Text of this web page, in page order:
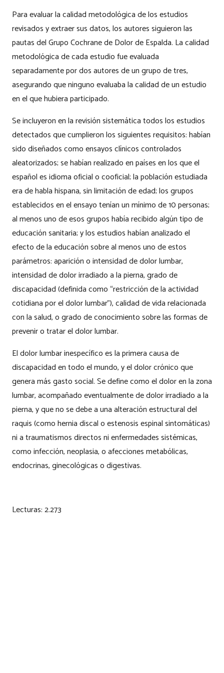
Para evaluar la calidad metodológica de los estudios
revisados y extraer sus datos, los autores siguieron las
pautas del Grupo Cochrane de Dolor de Espalda. La calidad
metodológica de cada estudio fue evaluada
separadamente por dos autores de un grupo de tres,
asegurando que ninguno evaluaba la calidad de un estudio
en el que hubiera participado.
Se incluyeron en la revisión sistemática todos los estudios
detectados que cumplieron los siguientes requisitos: habían
sido diseñados como ensayos clínicos controlados
aleatorizados; se habían realizado en países en los que el
español es idioma oficial o cooficial; la población estudiada
era de habla hispana, sin limitación de edad; los grupos
establecidos en el ensayo tenían un mínimo de 10 personas;
al menos uno de esos grupos había recibido algún tipo de
educación sanitaria; y los estudios habían analizado el
efecto de la educación sobre al menos uno de estos
parámetros: aparición o intensidad de dolor lumbar,
intensidad de dolor irradiado a la pierna, grado de
discapacidad (definida como “restricción de la actividad
cotidiana por el dolor lumbar”), calidad de vida relacionada
con la salud, o grado de conocimiento sobre las formas de
prevenir o tratar el dolor lumbar.
El dolor lumbar inespecífico es la primera causa de
discapacidad en todo el mundo, y el dolor crónico que
genera más gasto social. Se define como el dolor en la zona
lumbar, acompañado eventualmente de dolor irradiado a la
pierna, y queno se debe a una alteración estructural del
raquis (como hernia discal o estenosis espinal sintomáticas)
ni a traumatismos directos ni enfermedades sistémicas,
como infección, neoplasia, o afecciones metabólicas,
endocrinas, ginecológicas o digestivas.
Lecturas:2.273